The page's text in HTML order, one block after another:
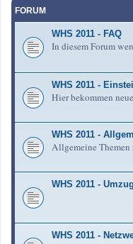
FORUM
WHS 2011 - FAQ
In diesem Forum
WHS 2011 -
Hier bekommen
WHS 2011 -
Allgemeine
WHS 2011 -
WHS 2011 -